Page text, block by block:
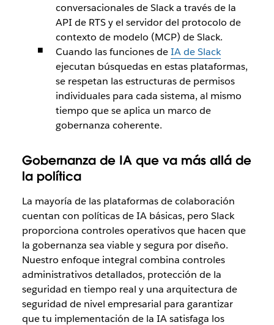
conversacionales de Slack a través de la
API de RTS y el servidor del protocolo de
contexto de modelo (MCP) de Slack.
Cuando las funciones deIA de Slack
ejecutan búsquedas en estas plataformas,
se respetan las estructuras de permisos
individuales para cada sistema, al mismo
tiempo que se aplica un marco de
gobernanza coherente.
Gobernanza de IA que va más allá de
la política
La mayoría de las plataformas de colaboración
cuentan con políticas de IA básicas, pero Slack
proporciona controles operativos que hacen que
la gobernanza sea viable y segura por diseño.
Nuestro enfoque integral combina controles
administrativos detallados, protección de la
seguridad en tiempo real y una arquitectura de
seguridad de nivel empresarial para garantizar
que tu implementación de la IA satisfaga los